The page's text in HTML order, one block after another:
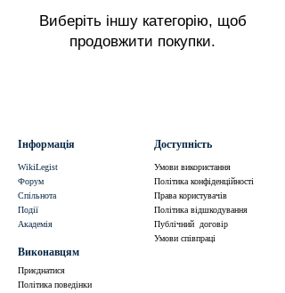
Виберіть іншу категорію, щоб
продовжити покупки.
Інформація
WikiLegist
Форум
Спільнота
Події
Академія
Доступність
Умови використання
Політика конфіденційності
Права користувачів
Політика відшкодування
Публічний договір
Умови співпраці
Виконавцям
Приєднатися
Політика поведінки